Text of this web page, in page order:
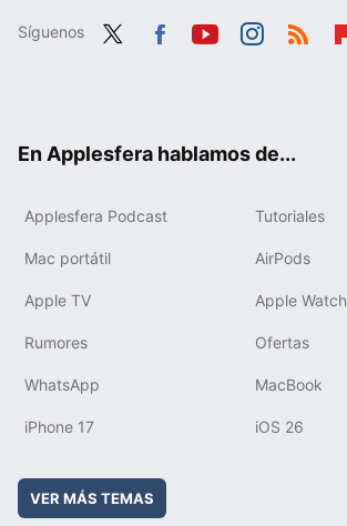
Síguenos
En Applesfera hablamos de...
Applesfera Podcast Tutoriales
Mac portátil AirPods
Apple TV Apple Watch
Rumores Ofertas
WhatsApp MacBook
iPhone 17 iOS 26
VER MÁS TEMAS